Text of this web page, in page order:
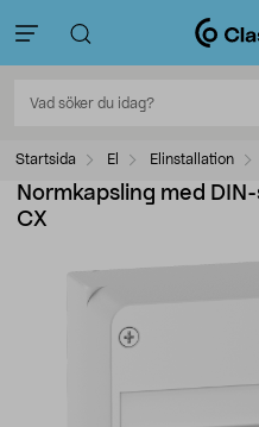
Startsida El Elinstallation
Normkapsling med
CX